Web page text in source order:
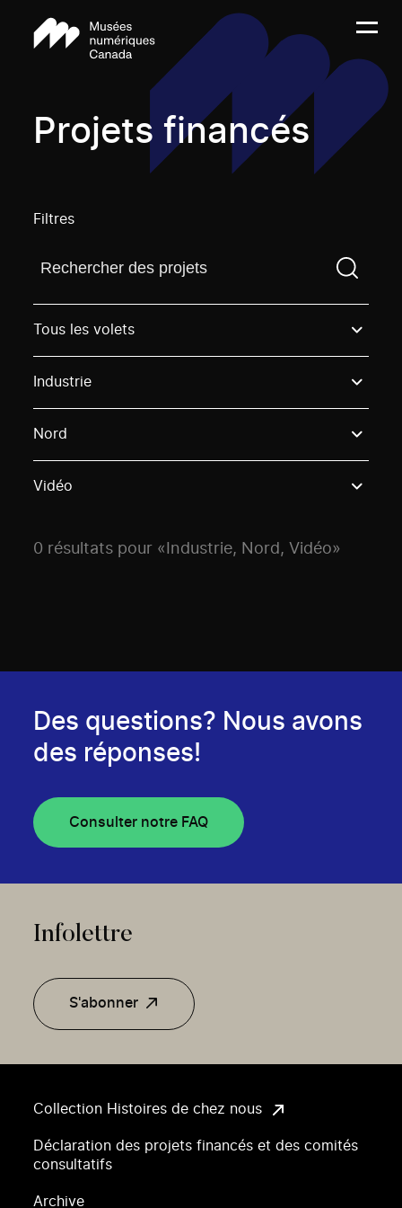
Projets financés
Filtres
Trouvez un projetVous devez saisir un terme de
Tous les volets
Industrie
Nord
Vidéo
0 résultats pour «Industrie, Nord, Vidéo»
Collection Histoires de chez nous
Déclaration des projets financés et des comités
consultatifs
Archive
Des questions? Nous avons
des réponses!
Consulter notre FAQ
Infolettre
S'abonner